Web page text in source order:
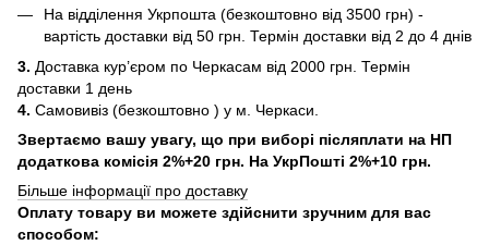
На відділення Укрпошта (безкоштовно від 3500 грн) -
вартість доставки від 50 грн. Термін доставки від 2 до 4 днів
3. Доставка кур’єром по Черкасам від 2000 грн. Термін
доставки 1 день
4. Самовивіз (безкоштовно ) у м. Черкаси.
Звертаємо вашу увагу, що при виборі післяплати на НП
додаткова комісія 2%+20 грн. На УкрПошті 2%+10 грн.
Більше інформації про доставку
Оплату товару ви можете здійснити зручним для вас
способом: